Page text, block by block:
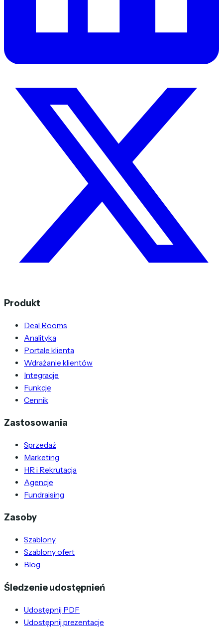
Produkt
Deal Rooms
Analityka
Portale klienta
Wdrażanie klientów
Integracje
Funkcje
Cennik
Zastosowania
Sprzedaż
Marketing
HR i Rekrutacja
Agencje
Fundraising
Zasoby
Szablony
Szablony ofert
Blog
Śledzenie udostępnień
Udostępnij PDF
Udostępnij prezentacje